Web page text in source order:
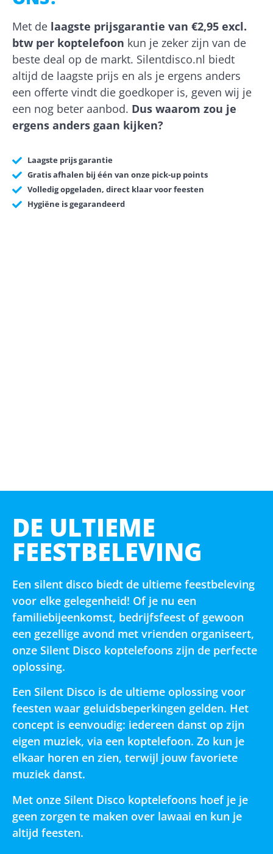
Met de laagste prijsgarantie van €2,95 excl.
btw per koptelefoon kun je zeker zijn van de
beste deal op de markt. Silentdisco.nl biedt
altijd de laagste prijs en als je ergens anders
een offerte vindt die goedkoper is, geven wij je
een nog beter aanbod. Dus waarom zou je
ergens anders gaan kijken?
Laagste prijs garantie
Gratis afhalen bij één van onze pick-up points
Volledig opgeladen, direct klaar voor feesten
Hygiëne is gegarandeerd
DE ULTIEME
FEESTBELEVING
Een silent disco biedt de ultieme feestbeleving
voor elke gelegenheid! Of je nu een
familiebijeenkomst, bedrijfsfeest of gewoon
een gezellige avond met vrienden organiseert,
onze Silent Disco koptelefoons zijn de perfecte
oplossing.
Een Silent Disco is de ultieme oplossing voor
feesten waar geluidsbeperkingen gelden. Het
concept is eenvoudig: iedereen danst op zijn
eigen muziek, via een koptelefoon. Zo kun je
elkaar horen en zien, terwijl jouw favoriete
muziek danst.
Met onze Silent Disco koptelefoons hoef je je
geen zorgen te maken over lawaai en kun je
altijd feesten.